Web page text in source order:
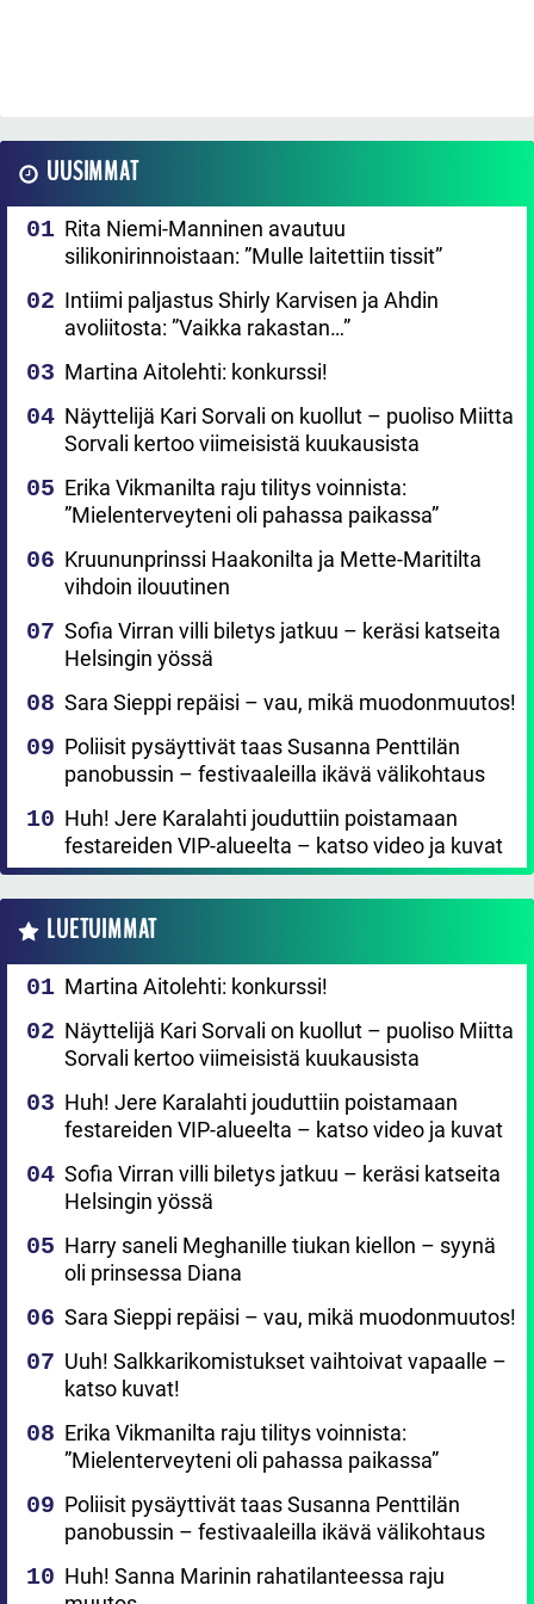
UUSIMMAT
Rita Niemi-Manninen avautuu
silikonirinnoistaan: ”Mulle laitettiin tissit”
Intiimi paljastus Shirly Karvisen ja Ahdin
avoliitosta: ”Vaikka rakastan…”
Martina Aitolehti: konkurssi!
Näyttelijä Kari Sorvali on kuollut – puoliso Miitta
Sorvali kertoo viimeisistä kuukausista
Erika Vikmanilta raju tilitys voinnista:
”Mielenterveyteni oli pahassa paikassa”
Kruununprinssi Haakonilta ja Mette-Maritilta
vihdoin ilouutinen
Sofia Virran villi biletys jatkuu – keräsi katseita
Helsingin yössä
Sara Sieppi repäisi – vau, mikä muodonmuutos!
Poliisit pysäyttivät taas Susanna Penttilän
panobussin – festivaaleilla ikävä välikohtaus
Huh! Jere Karalahti jouduttiin poistamaan
festareiden VIP-alueelta – katso video ja kuvat
LUETUIMMAT
Martina Aitolehti: konkurssi!
Näyttelijä Kari Sorvali on kuollut – puoliso Miitta
Sorvali kertoo viimeisistä kuukausista
Huh! Jere Karalahti jouduttiin poistamaan
festareiden VIP-alueelta – katso video ja kuvat
Sofia Virran villi biletys jatkuu – keräsi katseita
Helsingin yössä
Harry saneli Meghanille tiukan kiellon – syynä
oli prinsessa Diana
Sara Sieppi repäisi – vau, mikä muodonmuutos!
Uuh! Salkkarikomistukset vaihtoivat vapaalle –
katso kuvat!
Erika Vikmanilta raju tilitys voinnista:
”Mielenterveyteni oli pahassa paikassa”
Poliisit pysäyttivät taas Susanna Penttilän
panobussin – festivaaleilla ikävä välikohtaus
Huh! Sanna Marinin rahatilanteessa raju